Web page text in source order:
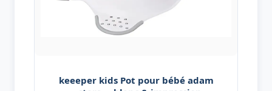
keeeper kids Pot pour bébé adam